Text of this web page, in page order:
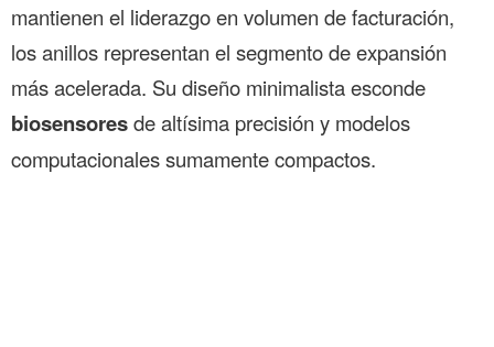
mantienen el liderazgo en volumen de facturación,
los anillos representan el segmento de expansión
más acelerada. Su diseño minimalista esconde
biosensoresde altísima precisión y modelos
computacionales sumamente compactos.